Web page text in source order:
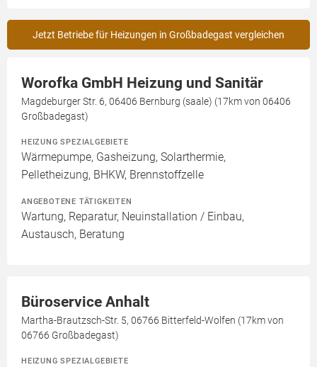
Jetzt Betriebe für Heizungen in Großbadegast vergleichen
Worofka GmbH Heizung und Sanitär
Magdeburger Str. 6, 06406 Bernburg (saale) (17km von 06406
Großbadegast)
HEIZUNG SPEZIALGEBIETE
Wärmepumpe, Gasheizung, Solarthermie,
Pelletheizung, BHKW, Brennstoffzelle
ANGEBOTENE TÄTIGKEITEN
Wartung, Reparatur, Neuinstallation / Einbau,
Austausch, Beratung
Büroservice Anhalt
Martha-Brautzsch-Str. 5, 06766 Bitterfeld-Wolfen (17km von
06766 Großbadegast)
HEIZUNG SPEZIALGEBIETE